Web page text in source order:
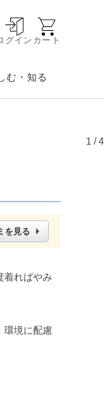
グイン カート
む・知る
を見る
着ればやみ
環境に配慮
1 /4